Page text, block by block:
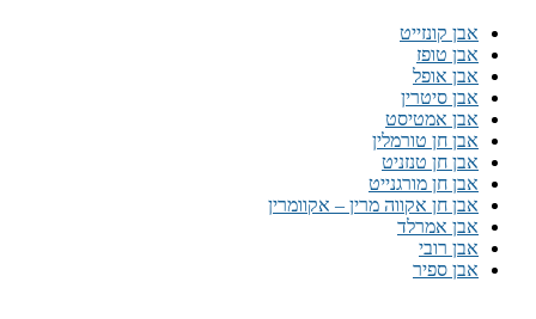
אבן קונזייט
אבן טופז
אבן אופל
אבן סיטרין
אבן אמטיסט
אבן חן טורמלין
אבן חן טנזניט
אבן חן מורגנייט
אבן חן אקווה מרין – אקוומרין
אבן אמרלד
אבן רובי
אבן ספיר